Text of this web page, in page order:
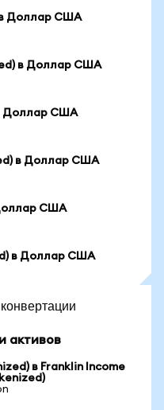
в Доллар США
в Доллар США
Доллар США
в Доллар США
США
в Доллар США
активов
в Franklin Income